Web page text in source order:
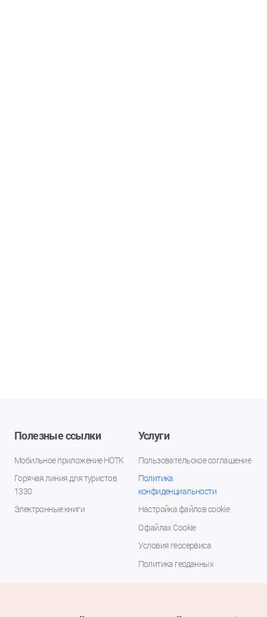
Полезные ссылки
Мобильное приложение НОТК
Горячая линия для туристов
1330
Электронные книги
Услуги
Пользовательское соглашение
Политика
конфиденциальности
Настройка файлов cookie
О файлах Cookie
Условия геосервиса
Политика геоданных